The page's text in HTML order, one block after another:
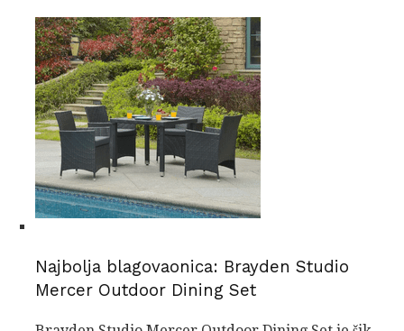
Najbolja blagovaonica: Brayden Studio
Mercer Outdoor Dining Set